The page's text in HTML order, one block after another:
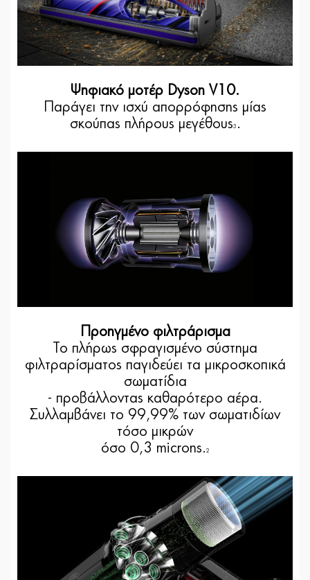
Ψηφιακό μοτέρ Dyson V10.
Παράγει την ισχύ απορρόφησης μίας
σκούπας πλήρους μεγέθους3 .
Προηγμένο φιλτράρισμα
Το πλήρως σφραγισμένο σύστημα
φιλτραρίσματος παγιδεύει τα μικροσκοπικά
σωματίδια
- προβάλλοντας καθαρότερο αέρα.
Συλλαμβάνει το 99,99% των σωματιδίων
τόσο μικρών
όσο 0,3 microns. 2